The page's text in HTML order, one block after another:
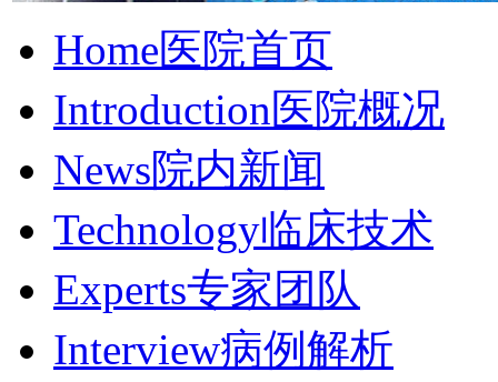
Home医院首页
Introduction医院概况
News院内新闻
Technology临床技术
Experts专家团队
Interview病例解析